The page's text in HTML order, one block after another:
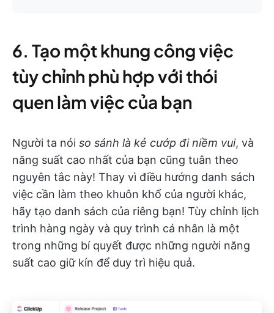
6. Tạo một khung công việc
tùy chỉnh phù hợp với thói
quen làm việc của bạn
Người ta nói so sánh là kẻ cướp đi niềm vui, và
năng suất cao nhất của bạn cũng tuân theo
nguyên tắc này! Thay vì điều hướng danh sách
việc cần làm theo khuôn khổ của người khác,
hãy tạo danh sách của riêng bạn! Tùy chỉnh lịch
trình hàng ngày và quy trình cá nhân là một
trong những bí quyết được những người năng
suất cao giữ kín để duy trì hiệu quả.